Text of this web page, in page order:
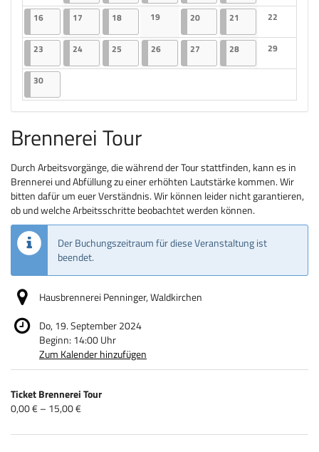
Keine Veranstaltungen Keine
1616.06.2025
2 Veranstaltungen
17 17.06.2025
2 Veranstaltungen
1818.06.2025
2 Veranstaltungen
19
Keine Veranstaltungen
2020.06.2025
2 Veranstaltungen
21 21.06.2025
2 Veranstaltungen
22
Keine
23 23.06.2025
2 Veranstaltungen
2424.06.2025
2 Veranstaltungen
25 25.06.2025
2 Veranstaltungen
2626.06.2025
2 Veranstaltungen
27 27.06.2025
2 Veranstaltungen
2828.06.2025
2 Veranstaltungen
29
Keine
3030.06.2025
2 Veranstaltungen
Brennerei Tour
Durch Arbeitsvorgänge, die während der Tour stattfinden, kann es in
Brennerei und Abfüllung zu einer erhöhten Lautstärke kommen. Wir
bitten dafür um euer Verständnis. Wir können leider nicht garantieren,
ob und welche Arbeitsschritte beobachtet werden können.
Der Buchungszeitraum für diese Veranstaltung ist
beendet.
Hausbrennerei Penninger, Waldkirchen
Do, 19. September 2024
Beginn: 14:00Uhr
Zum Kalender hinzufügen
Produkte
Unkategorisierte
Produkte
Ticket Brennerei Tour
von
bis
0,00 € – 15,00 €